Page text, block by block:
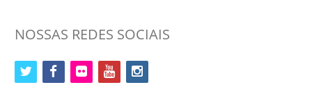
NOSSAS REDES SOCIAIS
twitter facebookflickr youtubeinstagram